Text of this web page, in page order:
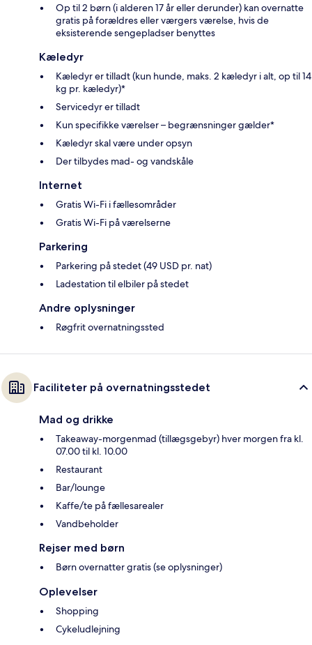
Op til 2 børn (i alderen 17 år eller derunder) kan overnatte
gratis på forældres eller værgers værelse, hvis de
eksisterende sengepladser benyttes
Kæledyr
Kæledyr er tilladt (kun hunde, maks. 2 kæledyr i alt, op til 14
kg pr. kæledyr)*
Servicedyr er tilladt
Kun specifikke værelser – begrænsninger gælder*
Kæledyr skal være under opsyn
Der tilbydes mad- og vandskåle
Internet
Gratis Wi-Fi i fællesområder
Gratis Wi-Fi på værelserne
Parkering
Parkering på stedet (49 USD pr. nat)
Ladestation til elbiler på stedet
Andre oplysninger
Røgfrit overnatningssted
Faciliteter på overnatningsstedet
Mad og drikke
Takeaway-morgenmad (tillægsgebyr) hver morgen fra kl.
07.00 til kl. 10.00
Restaurant
Bar/lounge
Kaffe/te på fællesarealer
Vandbeholder
Rejser med børn
Børn overnatter gratis (se oplysninger)
Oplevelser
Shopping
Cykeludlejning